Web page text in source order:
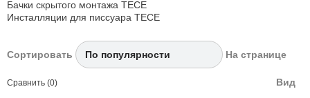
Бачки скрытого монтажа TECE
Инсталляции для писсуара TECE
Сортировать На странице
Вид
Сравнить (0)